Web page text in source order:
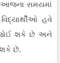
આજના સમયમાં
હવે
જોઈ શકે છે અને
શકે છે.